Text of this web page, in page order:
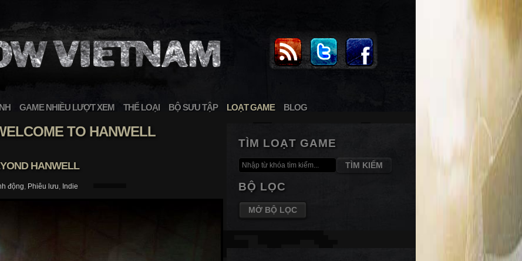
GAME NHIỀU LƯỢT XEM THỂ LOẠI BỘ SƯU TẬP LOẠT GAME BLOG
TO HANWELL
HANWELL
động, Phiêu lưu, Indie
TÌM LOẠT GAME
TÌM KIẾM
BỘ LỌC
MỞ BỘ LỌC